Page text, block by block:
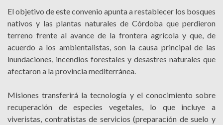
El objetivo de este convenio apunta a restablecer los bosques
nativos y las plantas naturales de Córdoba que perdieron
terreno frente al avance de la frontera agrícola y que, de
acuerdo a los ambientalistas, son la causa principal de las
inundaciones, incendios forestales y desastres naturales que
afectaron a la provincia mediterránea.
Misiones transferirá la tecnología y el conocimiento sobre
recuperación de especies vegetales, lo que incluye a
viveristas, contratistas de servicios (preparación de suelo y